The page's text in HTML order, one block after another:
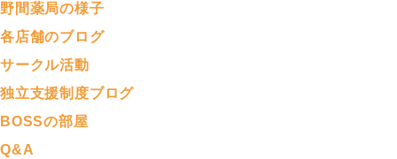
野間薬局の様子
各店舗のブログ
サークル活動
独立支援制度ブログ
BOSSの部屋
Q&A